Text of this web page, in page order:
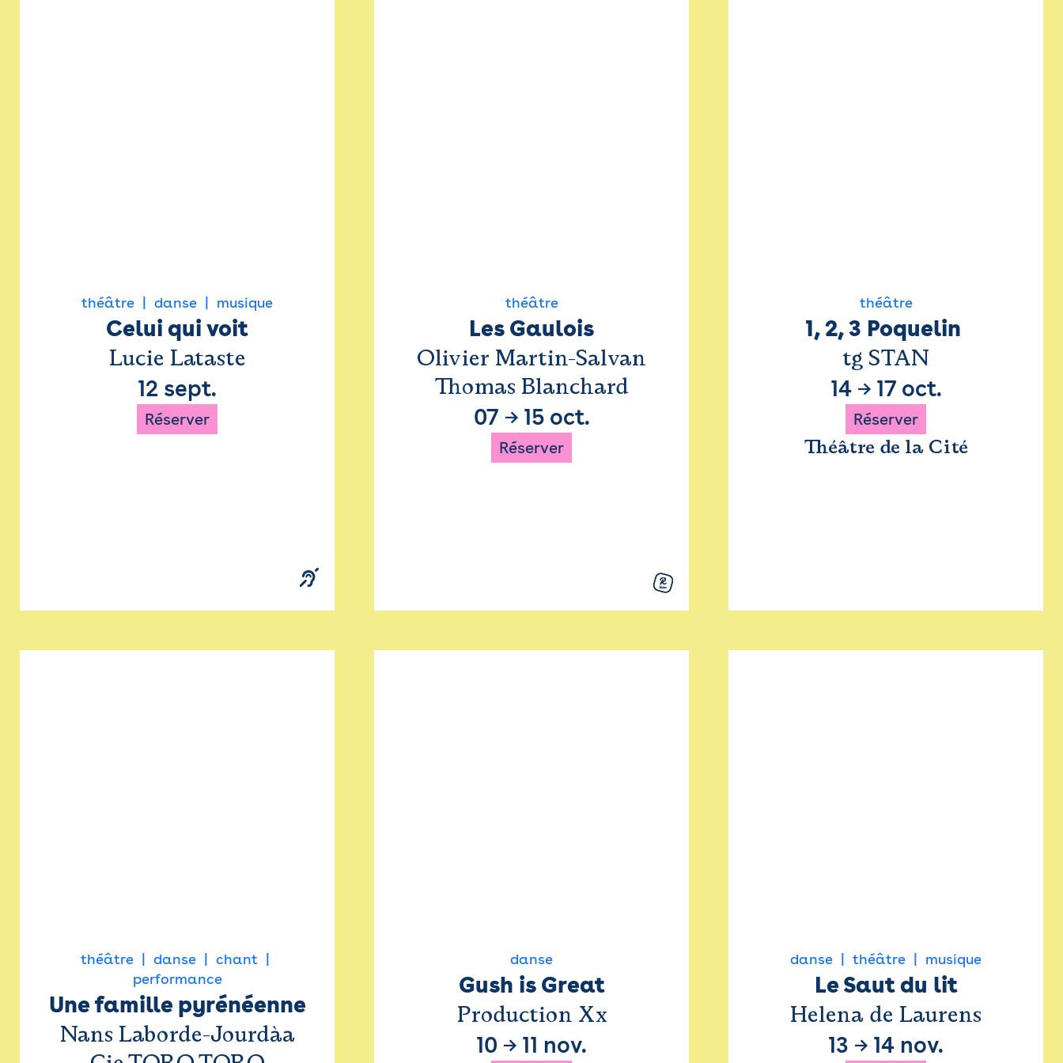
théâtre danse musique
Celui qui voit
Lucie Lataste
12 sept.
Réserver
théâtre
Les Gaulois
Olivier Martin-Salvan
Thomas Blanchard
07 → 15 oct.
Réserver
théâtre
1, 2, 3 Poquelin
tg STAN
14→ 17 oct.
Réserver
Théâtre de la Cité
théâtre danse
chant
performance
Une famille pyrénéenne
Nans Laborde-Jourdàa
danse
Gush is Great
Production Xx
10 → 11 nov.
danse théâtre musique
Le Saut du lit
Helena de Laurens
13 → 14 nov.